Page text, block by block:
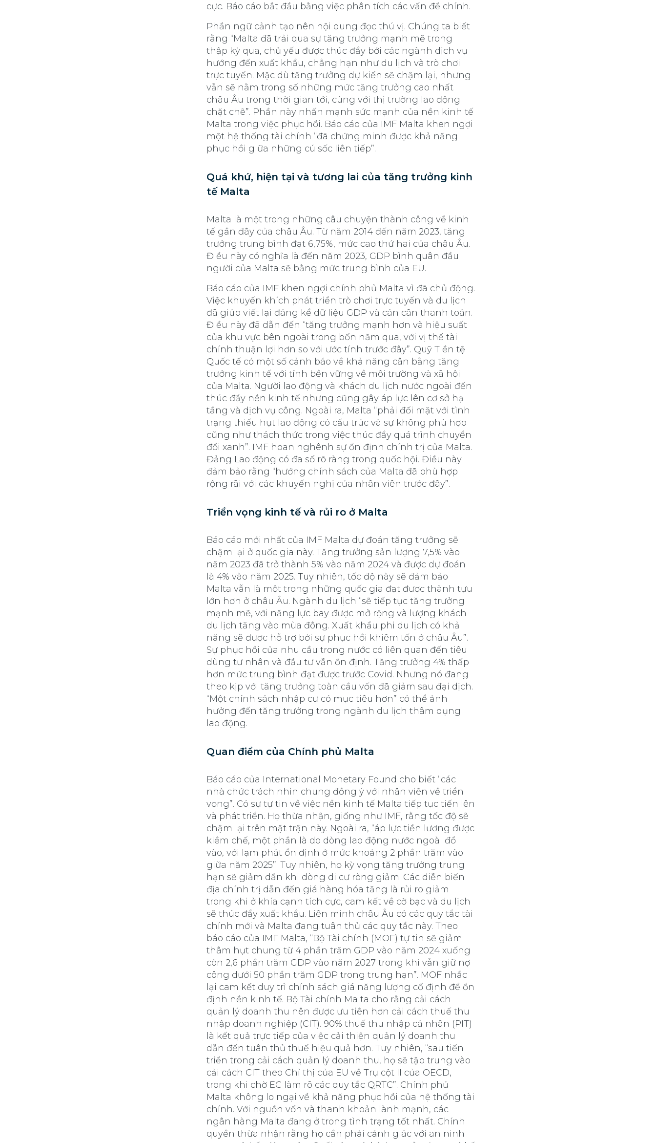
cực. Báo cáo bắt đầu bằng việc phân tích các vấn đề chính.
Phần ngữ cảnh tạo nên nội dung đọc thú vị. Chúng ta biết
rằng “Malta đã trải qua sự tăng trưởng mạnh mẽ trong
thập kỷ qua, chủ yếu được thúc đẩy bởi các ngành dịch vụ
hướng đến xuất khẩu, chẳng hạn như du lịch và trò chơi
trực tuyến. Mặc dù tăng trưởng dự kiến sẽ chậm lại, nhưng
vẫn sẽ nằm trong số những mức tăng trưởng cao nhất
châu Âu trong thời gian tới, cùng với thị trường lao động
chặt chẽ”. Phần này nhấn mạnh sức mạnh của nền kinh tế
Malta trong việc phục hồi. Báo cáo của IMF Malta khen ngợi
một hệ thống tài chính “đã chứng minh được khả năng
phục hồi giữa những cú sốc liên tiếp”.
Quá khứ, hiện tại và tương lai của tăng trưởng kinh
tế Malta
Malta là một trong những câu chuyện thành công về kinh
tế gần đây của châu Âu. Từ năm 2014 đến năm 2023, tăng
trưởng trung bình đạt 6,75%, mức cao thứ hai của châu Âu.
Điều này có nghĩa là đến năm 2023, GDP bình quân đầu
người của Malta sẽ bằng mức trung bình của EU.
Báo cáo của IMF khen ngợi chính phủ Malta vì đã chủ động.
Việc khuyến khích phát triển trò chơi trực tuyến và du lịch
đã giúp viết lại đáng kể dữ liệu GDP và cán cân thanh toán.
Điều này đã dẫn đến “tăng trưởng mạnh hơn và hiệu suất
của khu vực bên ngoài trong bốn năm qua, với vị thế tài
chính thuận lợi hơn so với ước tính trước đây”. Quỹ Tiền tệ
Quốc tế có một số cảnh báo về khả năng cân bằng tăng
trưởng kinh tế với tính bền vững về môi trường và xã hội
của Malta. Người lao động và khách du lịch nước ngoài đến
thúc đẩy nền kinh tế nhưng cũng gây áp lực lên cơ sở hạ
tầng và dịch vụ công. Ngoài ra, Malta “phải đối mặt với tình
trạng thiếu hụt lao động có cấu trúc và sự không phù hợp
cũng như thách thức trong việc thúc đẩy quá trình chuyển
đổi xanh”. IMF hoan nghênh sự ổn định chính trị của Malta.
Đảng Lao động có đa số rõ ràng trong quốc hội. Điều này
đảm bảo rằng “hướng chính sách của Malta đã phù hợp
rộng rãi với các khuyến nghị của nhân viên trước đây”.
Triển vọng kinh tế và rủi ro ở Malta
Báo cáo mới nhất của IMF Malta dự đoán tăng trưởng sẽ
chậm lại ở quốc gia này. Tăng trưởng sản lượng 7,5% vào
năm 2023 đã trở thành 5% vào năm 2024 và được dự đoán
là 4% vào năm 2025. Tuy nhiên, tốc độ này sẽ đảm bảo
Malta vẫn là một trong những quốc gia đạt được thành tựu
lớn hơn ở châu Âu. Ngành du lịch “sẽ tiếp tục tăng trưởng
mạnh mẽ, với năng lực bay được mở rộng và lượng khách
du lịch tăng vào mùa đông. Xuất khẩu phi du lịch có khả
năng sẽ được hỗ trợ bởi sự phục hồi khiêm tốn ở châu Âu”.
Sự phục hồi của nhu cầu trong nước có liên quan đến tiêu
dùng tư nhân và đầu tư vẫn ổn định. Tăng trưởng 4% thấp
hơn mức trung bình đạt được trước Covid. Nhưng nó đang
theo kịp với tăng trưởng toàn cầu vốn đã giảm sau đại dịch.
“Một chính sách nhập cư có mục tiêu hơn” có thể ảnh
hưởng đến tăng trưởng trong ngành du lịch thâm dụng
lao động.
Quan điểm của Chính phủ Malta
Báo cáo của International Monetary Found cho biết “các
nhà chức trách nhìn chung đồng ý với nhân viên về triển
vọng”. Có sự tự tin về việc nền kinh tế Malta tiếp tục tiến lên
và phát triển. Họ thừa nhận, giống như IMF, rằng tốc độ sẽ
chậm lại trên mặt trận này. Ngoài ra, “áp lực tiền lương được
kiềm chế, một phần là do dòng lao động nước ngoài đổ
vào, với lạm phát ổn định ở mức khoảng 2 phần trăm vào
giữa năm 2025”. Tuy nhiên, họ kỳ vọng tăng trưởng trung
hạn sẽ giảm dần khi dòng di cư ròng giảm. Các diễn biến
địa chính trị dẫn đến giá hàng hóa tăng là rủi ro giảm
trong khi ở khía cạnh tích cực, cam kết về cờ bạc và du lịch
sẽ thúc đẩy xuất khẩu. Liên minh châu Âu có các quy tắc tài
chính mới và Malta đang tuân thủ các quy tắc này. Theo
báo cáo của IMF Malta, “Bộ Tài chính (MOF) tự tin sẽ giảm
thâm hụt chung từ 4 phần trăm GDP vào năm 2024 xuống
còn 2,6 phần trăm GDP vào năm 2027 trong khi vẫn giữ nợ
công dưới 50 phần trăm GDP trong trung hạn”. MOF nhắc
lại cam kết duy trì chính sách giá năng lượng cố định để ổn
định nền kinh tế. Bộ Tài chính Malta cho rằng cải cách
quản lý doanh thu nên được ưu tiên hơn cải cách thuế thu
nhập doanh nghiệp (CIT). 90% thuế thu nhập cá nhân (PIT)
là kết quả trực tiếp của việc cải thiện quản lý doanh thu
dẫn đến tuân thủ thuế hiệu quả hơn. Tuy nhiên, “sau tiến
triển trong cải cách quản lý doanh thu, họ sẽ tập trung vào
cải cách CIT theo Chỉ thị của EU về Trụ cột II của OECD,
trong khi chờ EC làm rõ các quy tắc QRTC”. Chính phủ
Malta không lo ngại về khả năng phục hồi của hệ thống tài
chính. Với nguồn vốn và thanh khoản lành mạnh, các
ngân hàng Malta đang ở trong tình trạng tốt nhất. Chính
quyền thừa nhận rằng họ cần phải cảnh giác với an ninh